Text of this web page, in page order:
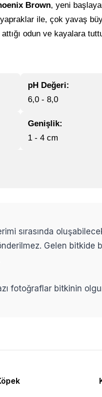
Brown, yeni
ile, çok yavaş
odun ve kayalara
pH Değeri:
6,0 - 8,0
Genişlik:
1 - 4 cm
sırasında
Gelen bitkide
fotoğraflar bitkinin